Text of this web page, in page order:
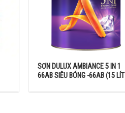
SƠN DULUX AMBIANCE 5 IN 1
66AB SIÊU BÓNG -66AB (15